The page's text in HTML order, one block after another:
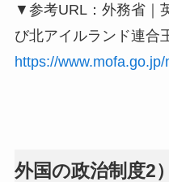
▼参考URL：外務省｜
び北アイルランド連合
https://
外国の政治制度2